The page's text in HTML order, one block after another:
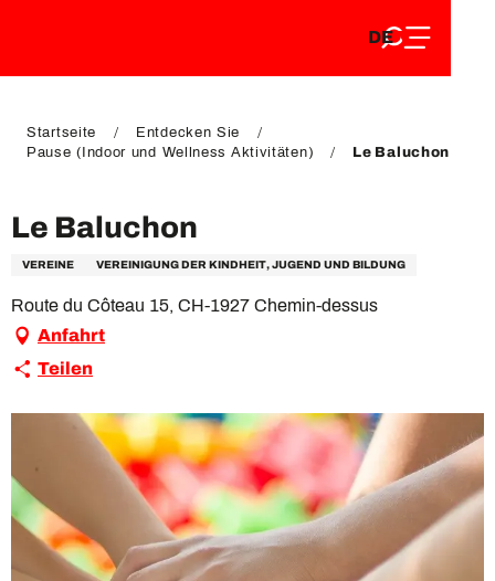
EN
DE
FR
Startseite
Entdecken Sie
Pause (Indoor und Wellness Aktivitäten)
Le Baluchon
Le Baluchon
VEREINE VEREINIGUNG DER KINDHEIT, JUGEND UND BILDUNG
Route du Côteau 15, CH-1927 Chemin-dessus
Anfahrt
Teilen